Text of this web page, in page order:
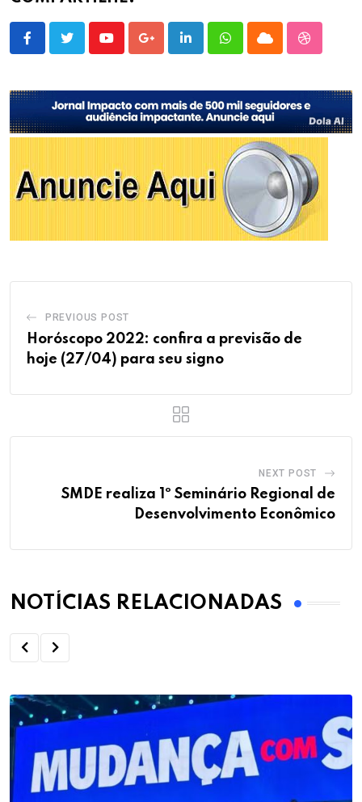
YoutubeGoogle+LinkedInWhatsappCloud
PREVIOUS POST
Horóscopo 2022: confira a previsão de
hoje (27/04) para seu signo
NEXT POST
SMDE realiza 1º Seminário Regional de
Desenvolvimento Econômico
NOTÍCIAS RELACIONADAS